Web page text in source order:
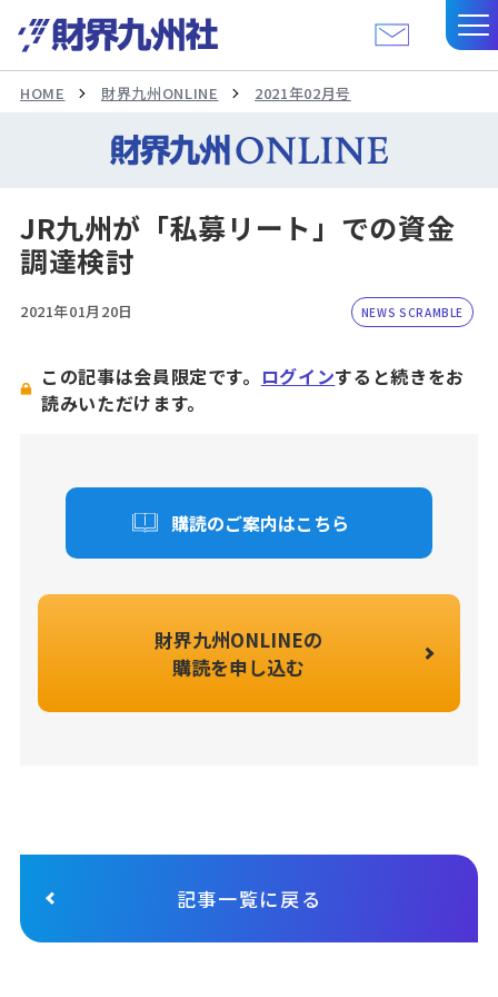
HOME 財界九州ONLINE 2021年02月号
JR九州が「私募リート」での資金
調達検討
2021年01月20日 NEWS SCRAMBLE
この記事は会員限定です。 ログインすると続きをお
読みいただけます。
購読のご案内はこちら
財界九州ONLINEの
購読を申し込む
記事一覧に戻る